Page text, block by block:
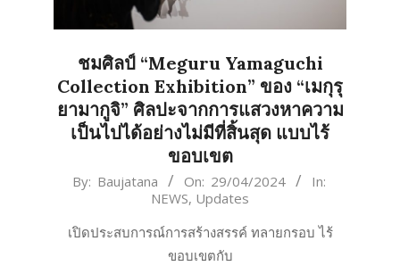
ชมศิลป์ “Meguru Yamaguchi
Collection Exhibition” ของ “เมกุรุ
ยามากูจิ” ศิลปะจากการแสวงหาความ
เป็นไปได้อย่างไม่มีที่สิ้นสุด แบบไร้
ขอบเขต
2024-
By: Baujatana On: 29/04/2024
In:
NEWS, Updates
เปิดประสบการณ์การสร้างสรรค์ ทลายกรอบ ไร้
ขอบเขตกับ